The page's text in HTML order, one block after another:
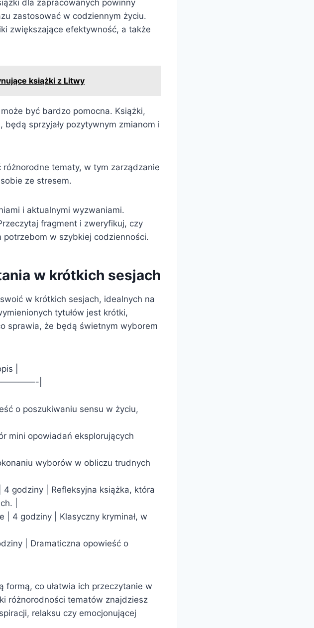
dla zapracowanych powinny
zastosować w codziennym życiu.
zwiększające efektywność, a także
książki z Litwy
być bardzo pomocna. Książki,
sprzyjały pozytywnym zmianom i
tematy, w tym zarządzanie
ze stresem.
i aktualnymi wyzwaniami.
fragment i zweryfikuj, czy
w szybkiej codzienności.
w krótkich sesjach
w krótkich sesjach, idealnych na
tytułów jest krótki,
sprawia, że będą świetnym wyborem
|
|
o poszukiwaniu sensu w życiu,
mini opowiadań eksplorujących
wyborów w obliczu trudnych
4 godziny | Refleksyjna książka, która
|
| 4 godziny | Klasyczny kryminał, w
| Dramaticzna opowieść o
formą, co ułatwia ich przeczytanie w
różnorodności tematów znajdziesz
relaksu czy emocjonującej